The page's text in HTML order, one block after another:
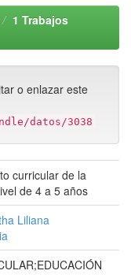
1 Trabajos
o enlazar este
datos/3038
curricular de la
de 4 a 5 años
Liliana